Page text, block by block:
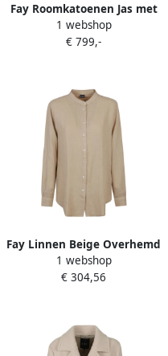
Fay Roomkatoenen Jas met
Drukknoopsluiting Beige
Dames
1 webshop
€ 799,-
Fay Linnen Beige Overhemd
Gemaakt in Italië Beige
Dames
1 webshop
€ 304,56